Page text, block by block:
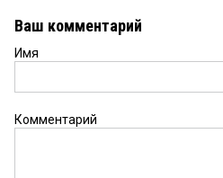
Ваш комментарий
Имя
Комментарий